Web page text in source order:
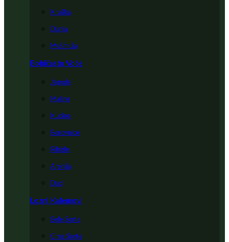
Kruška
Dunja
Mušmula
Bobičasto Voće
Jagode
Maline
Kupine
Borovnice
Ribizle
Aronija
Dud
Lozni Kalemovi
Bele Sorte
Crne Sorte